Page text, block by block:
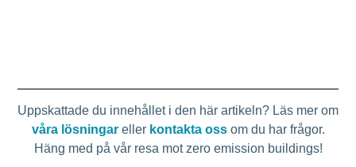
Uppskattade du innehållet i den här artikeln? Läs mer om
våra lösningareller kontakta oss om du har frågor.
Häng med på vår resa mot zero emission buildings!